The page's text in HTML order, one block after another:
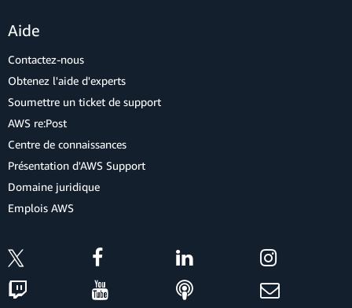
Aide
Contactez-nous
Obtenez l'aide d'experts
Soumettre un ticket de support
AWS re:Post
Centre de connaissances
Présentation d'AWS Support
Domaine juridique
Emplois AWS